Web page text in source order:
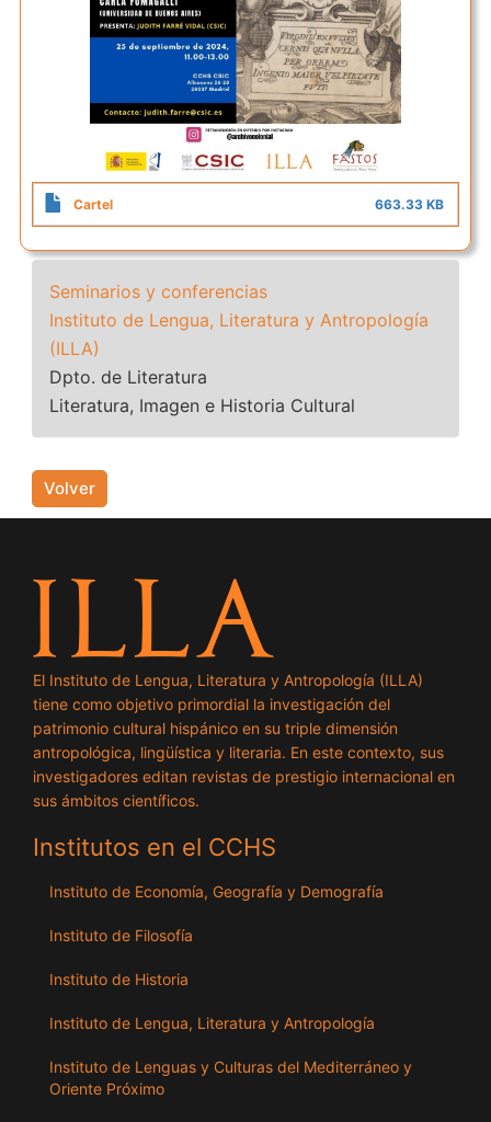
Cartel 663.33 KB
Seminarios y conferencias
Instituto de Lengua, Literatura y Antropología
(ILLA)
Dpto. de Literatura
Literatura, Imagen e Historia Cultural
Volver
El Instituto de Lengua, Literatura y Antropología (ILLA)
tiene como objetivo primordial la investigación del
patrimonio cultural hispánico en su triple dimensión
antropológica, lingüística y literaria. En este contexto, sus
investigadores editan revistas de prestigio internacional en
sus ámbitos científicos.
Institutos en el CCHS
Instituto de Economía, Geografía y Demografía
Instituto de Filosofía
Instituto de Historia
Instituto de Lengua, Literatura y Antropología
Instituto de Lenguas y Culturas del Mediterráneo y
Oriente Próximo